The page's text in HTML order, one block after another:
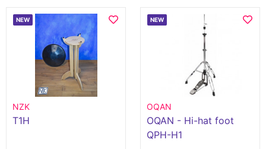
NEW
NZK
T1H
NEW
OQAN
OQAN - Hi-hat foot
QPH-H1